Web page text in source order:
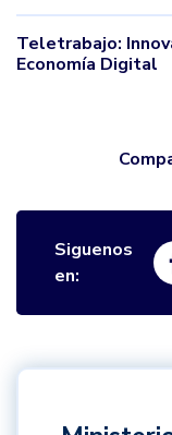
Teletrabajo:
Economía Digital
Siguenos
en: